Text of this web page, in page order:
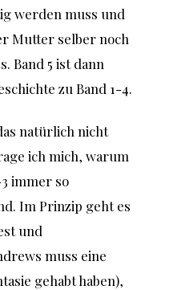
werden muss und
Mutter selber noch
Band 5 ist dann
zu Band 1-4.
natürlich nicht
ich mich, warum
immer so
Im Prinzip geht es
und
muss eine
gehabt haben),